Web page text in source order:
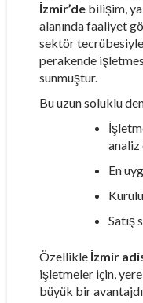
İzmir’debilişim,
alanında faaliyet
sektör
perakende
sunmuştur.
Bu uzun soluklu
En
Satış
Özellikle İzmir
işletmeler için,
büyük bir